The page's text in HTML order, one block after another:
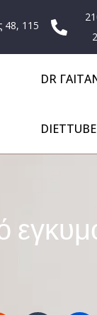
48, 115
DR
DIETTUBE